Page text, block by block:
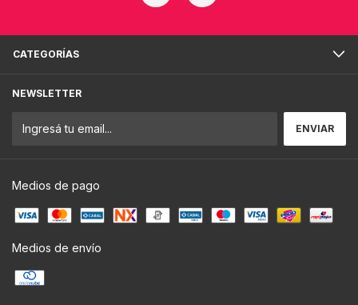
CATEGORÍAS
NEWSLETTER
Medios de pago
Medios de envío